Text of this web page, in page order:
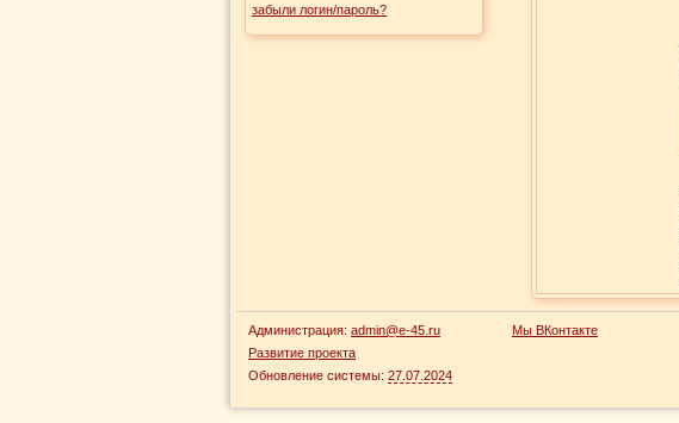
забыли логин/пароль?
Администрация: admin@e-45.ru
Развитие проекта
Обновление системы: 27.07.2024
Мы ВКонтакте